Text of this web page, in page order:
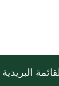
البريدية